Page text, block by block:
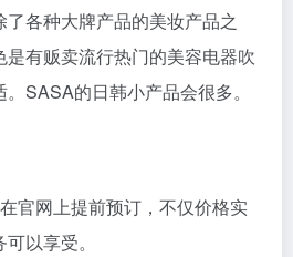
各种大牌产品的美妆产品之
有贩卖流行热门的美容电器吹
SASA的日韩小产品会很多。
官网上提前预订，不仅价格实
以享受。